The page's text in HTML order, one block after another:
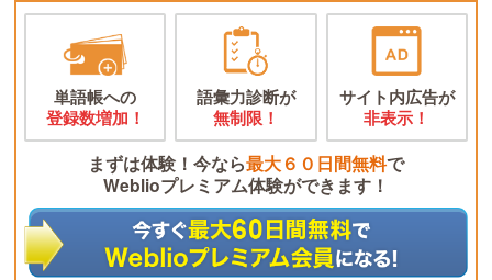
単語帳への
登録数増加！
語彙力診断が
無制限！
サイト内広告が
非表示！
まずは体験！今なら最大６０日間無料で
Weblioプレミアム体験ができます！